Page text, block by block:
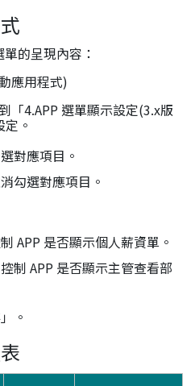
的呈現內容：
應用程式)
「4.APP 選單顯示設定(3.x版
。
對應項目。
勾選對應項目。
APP 是否顯示個人薪資單。
制 APP 是否顯示主管查看部
。